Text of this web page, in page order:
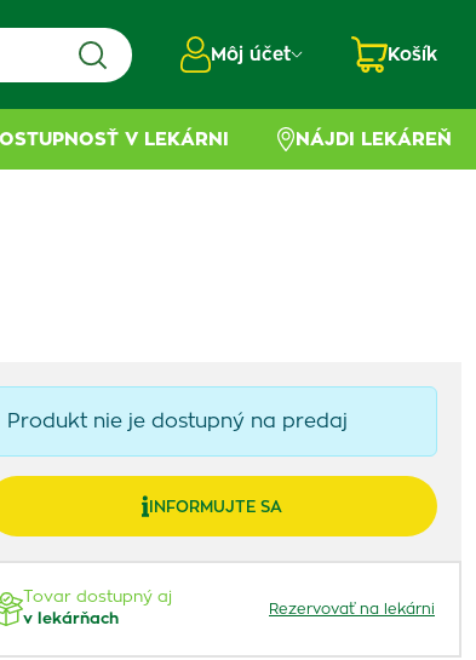
Môj účet Košík
V LEKÁRNI NÁJDI LEKÁREŇ
Produkt nie je dostupný na predaj
INFORMUJTE SA
Tovar dostupný aj
v lekárňach
Rezervovať na lekárni